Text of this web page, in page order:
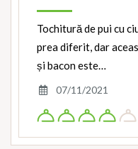
Tochitură de pui cu
prea diferit, dar
și bacon este…
07/11/2021